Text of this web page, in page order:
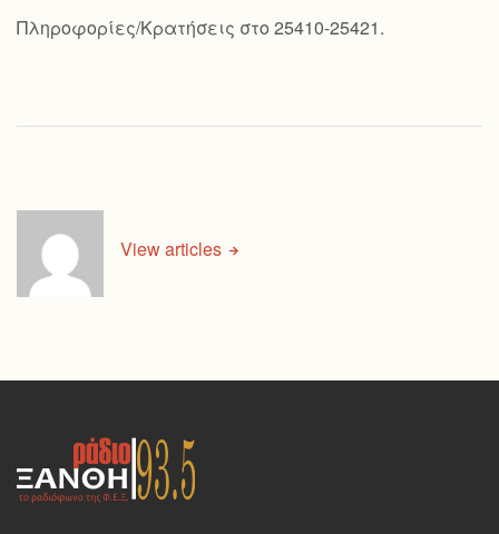
Πληροφορίες/Κρατήσεις στο 25410-25421.
View articles